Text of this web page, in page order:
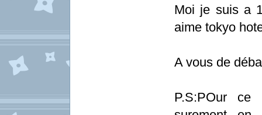
Moi je suis a
aime tokyo
A vous de
P.S:POur ce